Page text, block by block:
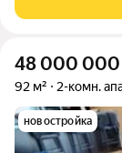
кроватью king-
48 000 000
92 м² 2-комн.
новостройка